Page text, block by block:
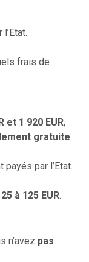
frais de
et 1 920 EUR,
gratuite.
par l’Etat.
25 à 125 EUR.
n’avez pas